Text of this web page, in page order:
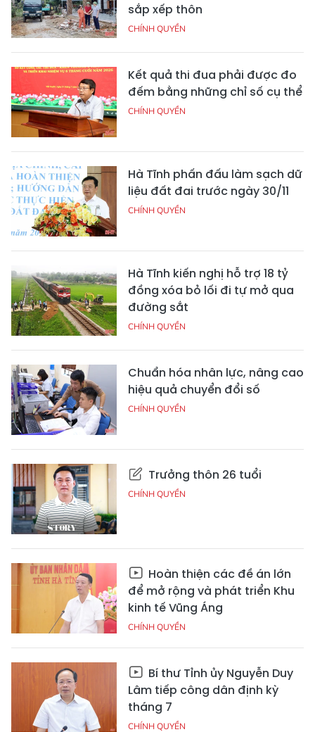
sắp xếp thôn
CHÍNH QUYỀN
Kết quả thi đua phải được đo
đếm bằng những chỉ số cụ thể
CHÍNH QUYỀN
Hà Tĩnh phấn đấu làm sạch dữ
liệu đất đai trước ngày 30/11
CHÍNH QUYỀN
Hà Tĩnh kiến nghị hỗ trợ 18 tỷ
đồng xóa bỏ lối đi tự mở qua
đường sắt
CHÍNH QUYỀN
Chuẩn hóa nhân lực, nâng cao
hiệu quả chuyển đổi số
CHÍNH QUYỀN
Trưởng thôn 26 tuổi
CHÍNH QUYỀN
Hoàn thiện các đề án lớn
để mở rộng và phát triển Khu
kinh tế Vũng Áng
CHÍNH QUYỀN
Bí thư Tỉnh ủy Nguyễn Duy
Lâm tiếp công dân định kỳ
tháng 7
CHÍNH QUYỀN